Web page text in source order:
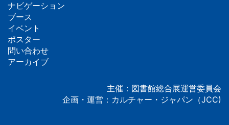
フ
ッ
タ
ナビゲーション
ブース
イベント
ポスター
問い合わせ
アーカイブ
主催：図書館総合展運営委員会
企画・運営：カルチャー・ジャパン（JCC)